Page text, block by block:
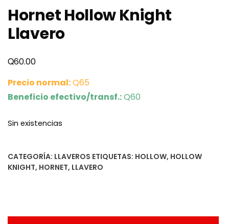
Hornet Hollow Knight
Llavero
Q60.00
Precio normal:Q65
Beneficio efectivo/transf.:Q60
Sin existencias
CATEGORÍA: LLAVEROS ETIQUETAS: HOLLOW, HOLLOW
KNIGHT, HORNET, LLAVERO